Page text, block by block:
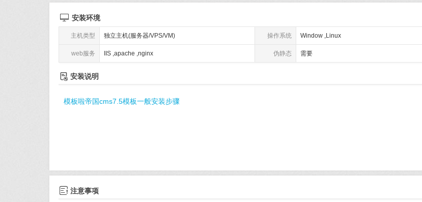
 安装环境
主机类型 独立主机(服务器/VPS/VM) 操作系统 Window ,Linux
web服务 IIS ,apache ,nginx 伪静态 需要
 安装说明
模板啦帝国cms7.5模板一般安装步骤
 注意事项